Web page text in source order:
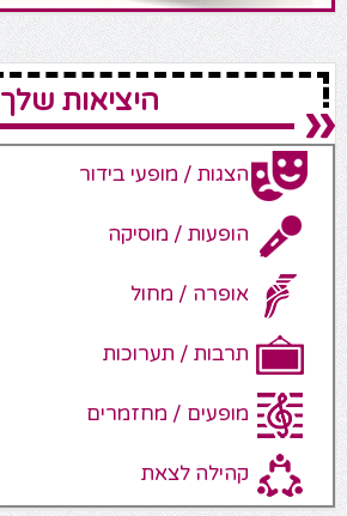
היציאות שלך
הצגות / מופעי בידור
הופעות / מוסיקה
אופרה / מחול
תרבות / תערוכות
מופעים / מחזמרים
קהילה לצאת